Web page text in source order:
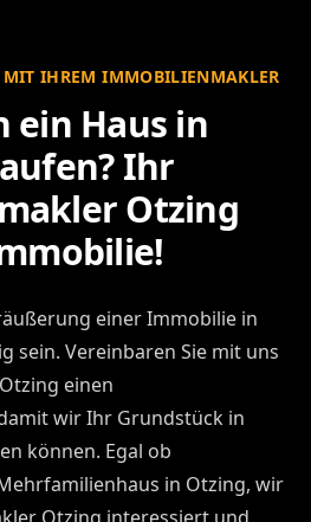
IHREM IMMOBILIENMAKLER
ein Haus in
Ihr
Otzing
einer Immobilie in
sein. Vereinbaren Sie mit uns
einen
wir Ihr Grundstück in
können. Egal ob
in Otzing, wir